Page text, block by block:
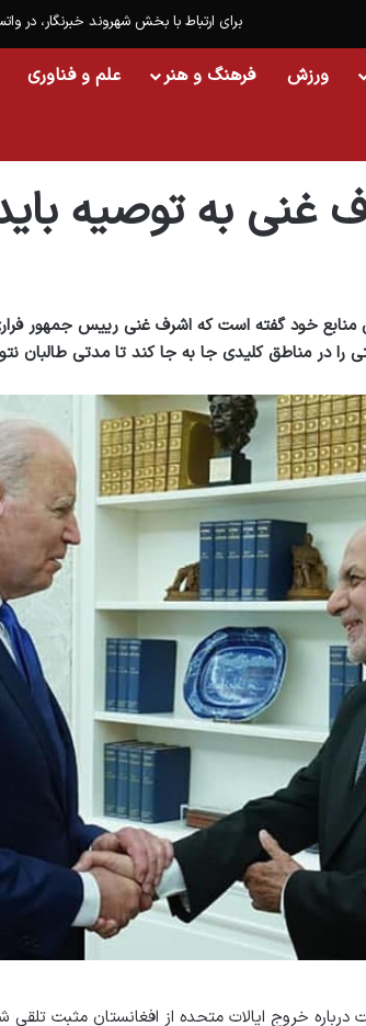
برای ارتباط با بخش شهروند خبرنگار، در واتساپ به
ورزش فرهنگ و هنر علم و فناوری
غنی به توصیه
منابع خود گفته است که اشرف غنی رییس جمهور
را در مناطق کلیدی جا به جا کند تا مدتی طالبان
درباره خروج ایالات متحده از افغانستان مثبت